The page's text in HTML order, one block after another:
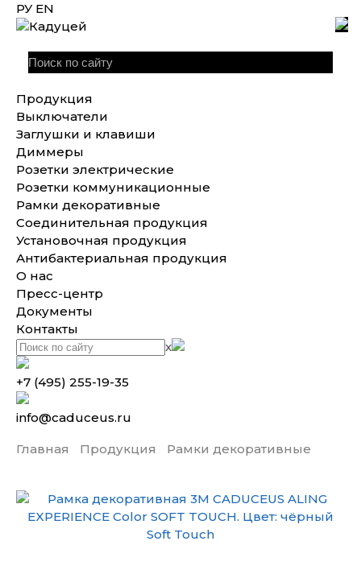
РУ EN
Продукция
Выключатели
Заглушки и клавиши
Диммеры
Розетки электрические
Розетки коммуникационные
Рамки декоративные
Соединительная продукция
Установочная продукция
Антибактериальная продукция
О нас
Пресс-центр
Документы
Контакты
x
+7 (495) 255-19-35
info@caduceus.ru
Главная Продукция Рамки декоративные